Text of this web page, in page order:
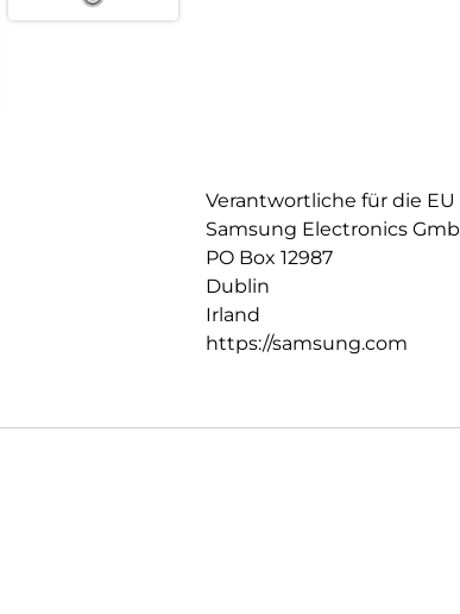
Verantwortliche für die EU
Samsung Electronics
PO Box 12987
Dublin
Irland
https://samsung.com